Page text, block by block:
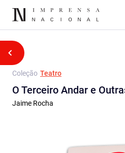
Coleção Teatro
O Terceiro Andar e
Jaime Rocha